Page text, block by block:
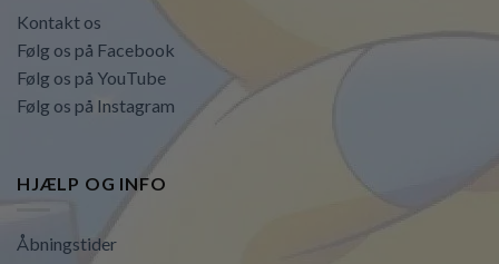
Kontakt os
Følg os på Facebook
Følg os på YouTube
Følg os på Instagram
HJÆLP OG INFO
Åbningstider